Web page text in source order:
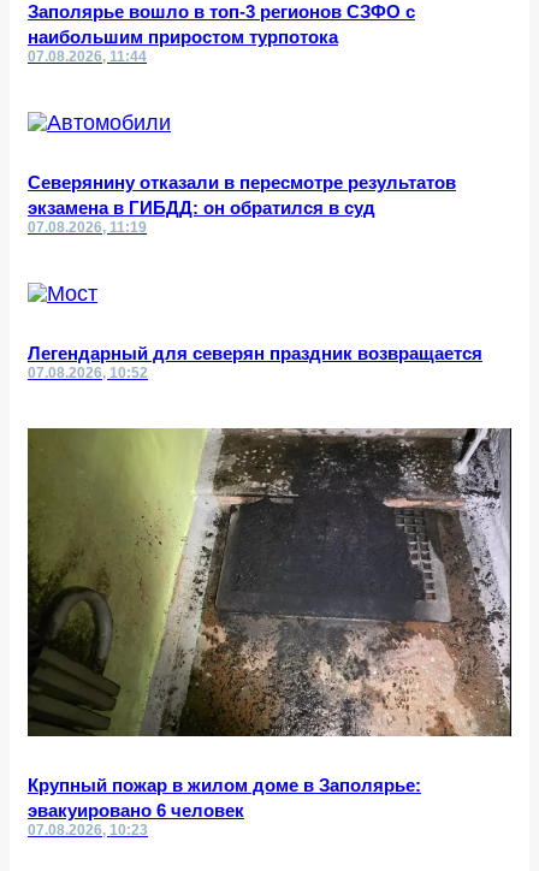
Заполярье вошло в топ-3 регионов СЗФО с
наибольшим приростом турпотока
07.08.2026, 11:44
Северянину отказали в пересмотре результатов
экзамена в ГИБДД: он обратился в суд
07.08.2026, 11:19
Легендарный для северян праздник возвращается
07.08.2026, 10:52
Крупный пожар в жилом доме в Заполярье:
эвакуировано 6 человек
07.08.2026, 10:23